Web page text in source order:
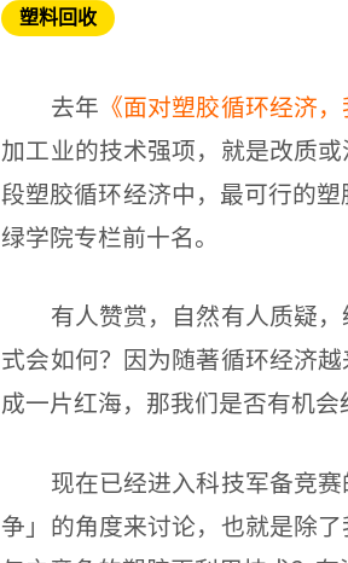
塑料回收
去年 《面对塑胶循环经济
加工业的技术强项，就是改质
段塑胶循环经济中，最可行的
绿学院专栏前十名。
有人赞赏，自然有人质疑，
式会如何？因为随著循环经济
成一片红海，那我们是否有机
现在已经进入科技军备竞赛
争」的角度来讨论，也就是除